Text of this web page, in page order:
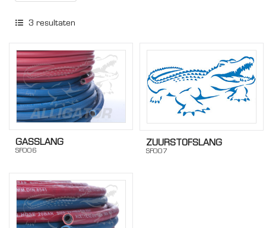
3 resultaten
GASSLANG
SF006
ZUURSTOFSLANG
SF007